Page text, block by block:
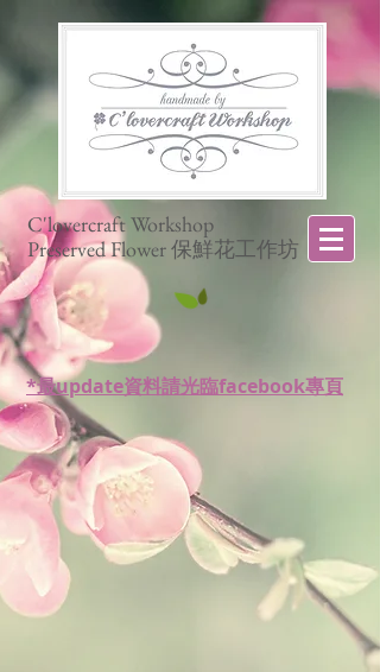
C'lovercraft Workshop
Preserved Flower 保鮮花工作坊
*最update資料請光臨facebook專頁